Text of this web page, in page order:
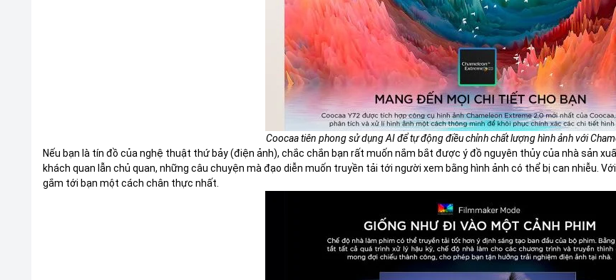
Coocaa tiên phong sử dụng AI để tự động điều chỉnh chất lượng hình ảnh với
Nếu bạn là tín đồ của nghệ thuật thứ bảy (điện ảnh), chắc chắn bạn rất muốn nắm bắt được ý đồ nguyên thủy của nhà sản
khách quan lẫn chủ quan, những câu chuyện mà đạo diễn muốn truyền tải tới người xem bằng hình ảnh có thể bị can nhiễu.
gắm tới bạn một cách chân thực nhất.